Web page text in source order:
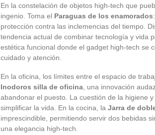
En la constelación de objetos high-tech que
ingenio. Toma el Paraguas de los enamorados
protección contra las inclemencias del tiempo.
tendencia actual de combinar tecnología y vida
estética funcional donde el gadget high-tech se
cuidado y atención.
En la oficina, los límites entre el espacio de
Inodoros silla de oficina , una innovación
abandonar el puesto. La cuestión de la higiene
simplificar la vida. En la cocina, la Jarra de
imprescindible, permitiendo servir dos bebidas
una elegancia high-tech.